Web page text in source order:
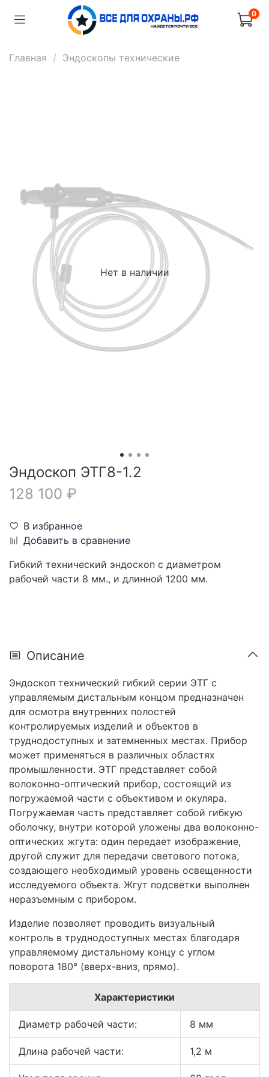
0
Главная Эндоскопы технические
Нет в наличии
Эндоскоп ЭТГ8-1.2
128 100 ₽
В избранное
Добавить в сравнение
Гибкий технический эндоскоп c диаметром
рабочей части 8 мм., и длинной 1200 мм.
Описание
Эндоскоп технический гибкий серии ЭТГ с
управляемым дистальным концом предназначен
для осмотра внутренних полостей
контролируемых изделий и объектов в
труднодоступных и затемненных местах. Прибор
может применяться в различных областях
промышленности. ЭТГ представляет собой
волоконно-оптический прибор, состоящий из
погружаемой части с объективом и окуляра.
Погружаемая часть представляет собой гибкую
оболочку, внутри которой уложены два волоконно-
оптических жгута: один передает изображение,
другой служит для передачи светового потока,
создающего необходимый уровень освещенности
исследуемого объекта. Жгут подсветки выполнен
неразъемным с прибором.
Изделие позволяет проводить визуальный
контроль в труднодоступных местах благодаря
управляемому дистальному концу с углом
поворота 180° (вверх-вниз, прямо).
Характеристики
Диаметр рабочей части: 8 мм
Длина рабочей части: 1,2 м